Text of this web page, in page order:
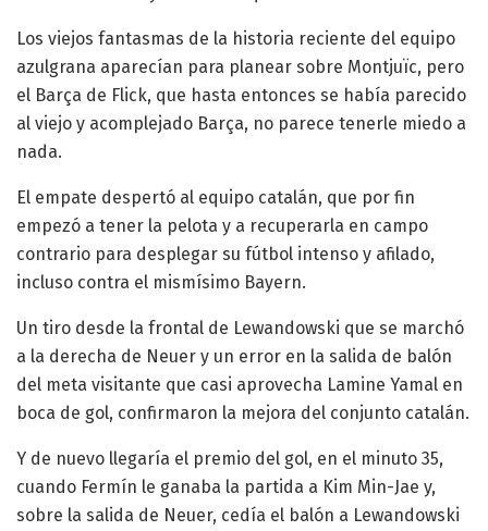
Los viejos fantasmas de la historia reciente del equipo
azulgrana aparecían para planear sobre Montjuïc, pero
el Barça de Flick, que hasta entonces se había parecido
al viejo y acomplejado Barça, no parece tenerle miedo a
nada.
El empate despertó al equipo catalán, que por fin
empezó a tener la pelota y a recuperarla en campo
contrario para desplegar su fútbol intenso y afilado,
incluso contra el mismísimo Bayern.
Un tiro desde la frontal de Lewandowski que se marchó
a la derecha de Neuer y un error en la salida de balón
del meta visitante que casi aprovecha Lamine Yamal en
boca de gol, confirmaron la mejora del conjunto catalán.
Y de nuevo llegaría el premio del gol, en el minuto 35,
cuando Fermín le ganaba la partida a Kim Min-Jae y,
sobre la salida de Neuer, cedía el balón a Lewandowski